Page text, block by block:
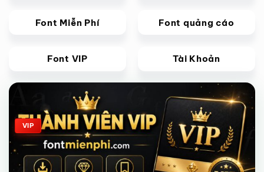
Font Miễn Phí Font quảng cáo
Font VIP Tài Khoản
Giảm giá!
VIP